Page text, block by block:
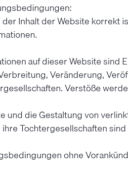
Inhalt der Website
auf dieser Website
Veränderung,
Verstöße
und die Gestaltung von
Tochtergesellschaften
ohne